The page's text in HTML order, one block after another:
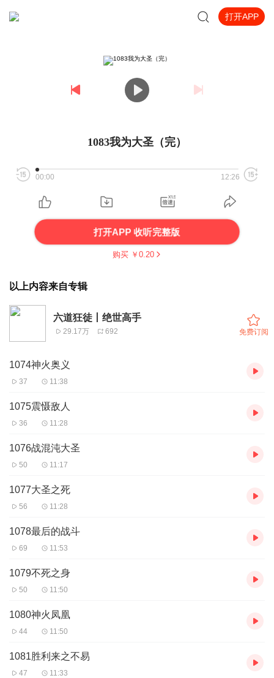
打开APP
1083我为大圣（完）
00:00 12:26
打开APP 收听完整版
购买 ￥ 0.20
以上内容来自专辑
六道狂徒丨绝世高手
29.17万 692 免费订阅
1074神火奥义
37 11:38
1075震慑敌人
36 11:28
1076战混沌大圣
50 11:17
1077大圣之死
56 11:28
1078最后的战斗
69 11:53
1079不死之身
50 11:50
1080神火凤凰
44 11:50
1081胜利来之不易
47 11:33